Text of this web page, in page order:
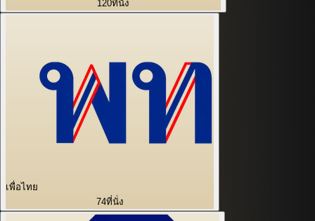
120ที่นั่ง
เพื่อไทย
74ที่นั่ง